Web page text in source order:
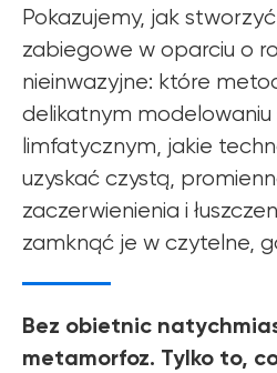
Pokazujemy, jak
zabiegowe w oparciu o
nieinwazyjne: które
delikatnym modelowaniu
limfatycznym, jakie
uzyskać czystą,
zaczerwienienia i
zamknąć je w czytelne,
Bez obietnic
metamorfoz. Tylko to,